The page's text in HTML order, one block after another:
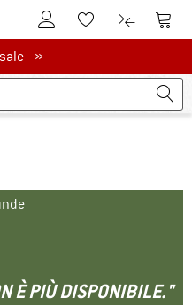
Al conto clienteAlla lista
Al Al
sale »
È PIÙ DISPONIBILE."